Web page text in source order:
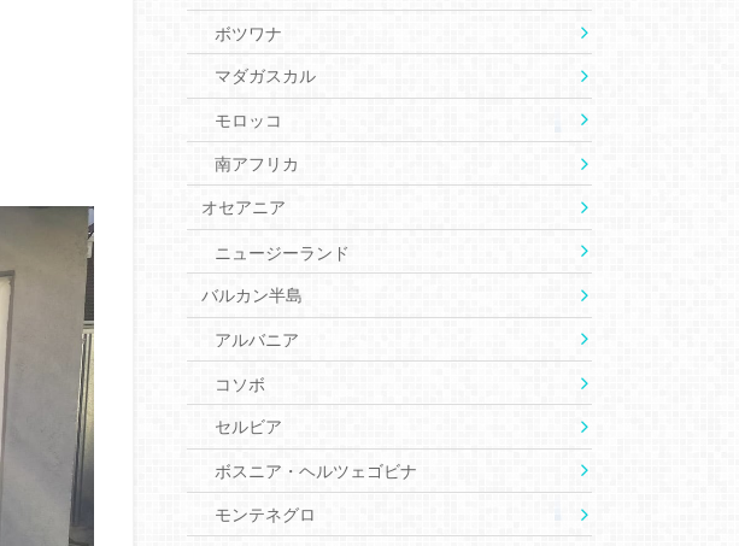
ボツワナ
マダガスカル
モロッコ
南アフリカ
オセアニア
ニュージーランド
バルカン半島
アルバニア
コソボ
セルビア
ボスニア・ヘルツェゴビナ
モンテネグロ